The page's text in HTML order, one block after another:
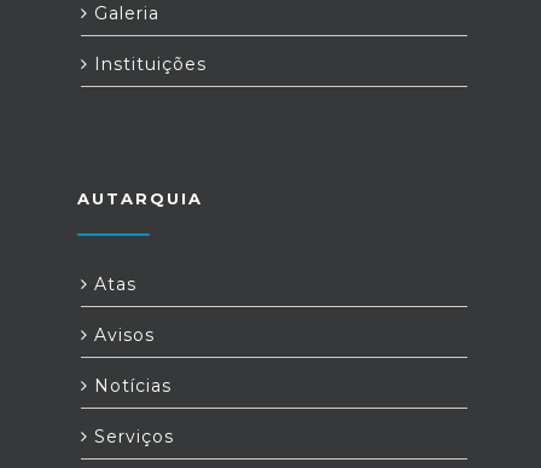
Galeria
Instituições
AUTARQUIA
Atas
Avisos
Notícias
Serviços